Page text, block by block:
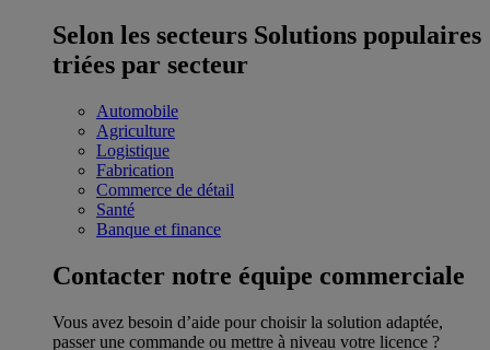
Selon les secteurs Solutions populaires
triées par secteur
Automobile
Agriculture
Logistique
Fabrication
Commerce de détail
Santé
Banque et finance
Contacter notre équipe commerciale
Vous avez besoin d’aide pour choisir la solution adaptée,
passer une commande ou mettre à niveau votre licence ?